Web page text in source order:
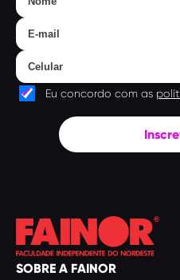
Eu concordo com as
SOBRE A FAINOR